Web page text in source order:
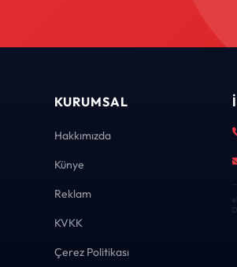
KURUMSAL
Hakkımızda
Künye
Reklam
KVKK
Çerez Politikası